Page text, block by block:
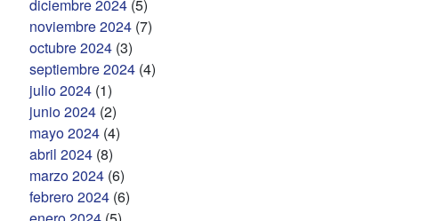
diciembre 2024 (5)
noviembre 2024 (7)
octubre 2024 (3)
septiembre 2024 (4)
julio 2024 (1)
junio 2024 (2)
mayo 2024 (4)
abril 2024 (8)
marzo 2024 (6)
febrero 2024 (6)